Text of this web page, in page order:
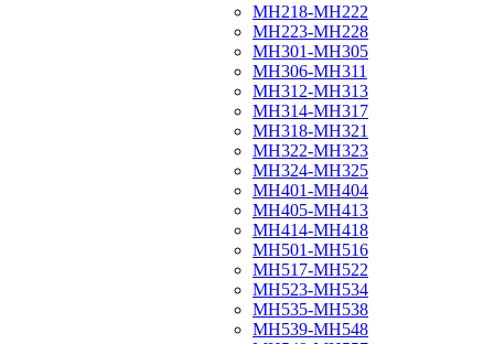
МН218-МН222
МН223-МН228
МН301-МН305
МН306-МН311
МН312-МН313
МН314-МН317
МН318-МН321
МН322-МН323
МН324-МН325
МН401-МН404
МН405-МН413
МН414-МН418
МН501-МН516
МН517-МН522
МН523-МН534
МН535-МН538
МН539-МН548